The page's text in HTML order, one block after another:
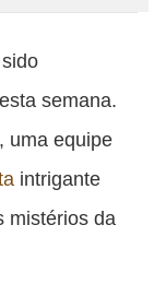
esta
publicação
semana.
uma equipe
intrigante
mistérios da